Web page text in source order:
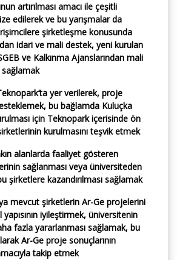
artırılması amacı ile çeşitli
edilerek ve bu yarışmalar da
şirketleşme konusunda
idari ve mali destek, yeni kurulan
ve Kalkınma Ajanslarından mali
sağlamak
yer verilerek, proje
bu bağlamda Kuluçka
için Teknopark içerisinde ön
kurulmasını teşvik etmek
alanlarda faaliyet gösteren
sağlanması veya üniversiteden
şirketlere kazandırılması sağlamak
mevcut şirketlerin Ar-Ge projelerini
iyileştirmek, üniversitenin
fazla yararlanması sağlamak, bu
Ar-Ge proje sonuçlarının
takip etmek